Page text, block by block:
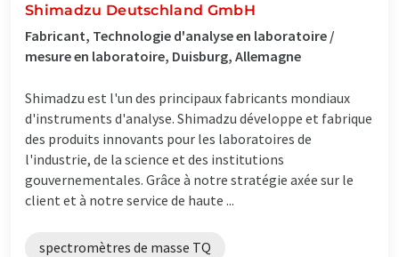
Shimadzu Deutschland GmbH
Fabricant, Technologie d'analyse en laboratoire /
mesure en laboratoire, Duisburg, Allemagne
Shimadzu est l'un des principaux fabricants mondiaux
d'instruments d'analyse. Shimadzu développe et fabrique
des produits innovants pour les laboratoires de
l'industrie, de la science et des institutions
gouvernementales. Grâce à notre stratégie axée sur le
client et à notre service de haute ...
spectromètres de masse TQ